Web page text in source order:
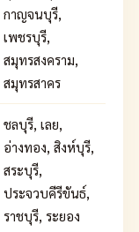
กาญจนบุรี,
เพชรบุรี,
สมุทรสงคราม,
สมุทรสาคร
ชลบุรี, เลย,
อ่างทอง, สิงห์บุรี,
สระบุรี,
ประจวบคีรีขันธ์,
ราชบุรี, ระยอง